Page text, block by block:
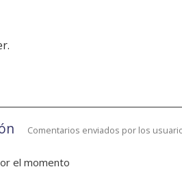
Comentarios enviados por los
el momento